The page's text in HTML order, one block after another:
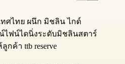
ทศไทย ผนึก มิชลิน ไกด์
ไฟน์ไดนิ่งระดับมิชลินสตาร์
กค้า ttb reserve